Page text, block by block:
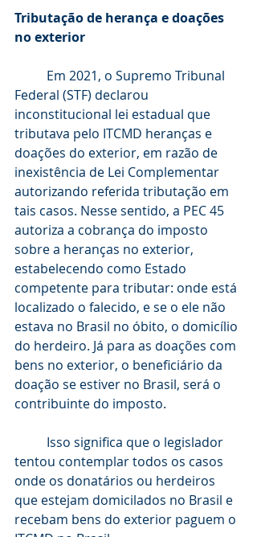
Tributação de herança e doações
no exterior
Federal (STF) declarou
inconstitucional lei estadual que
tributava pelo ITCMD heranças e
doações do exterior, em razão de
inexistência de Lei Complementar
autorizando referida tributação em
tais casos. Nesse sentido, a PEC 45
autoriza a cobrança do imposto
sobre a heranças no exterior,
estabelecendo como Estado
competente para tributar: onde está
localizado o falecido, e se o ele não
estava no Brasil no óbito, o domicílio
do herdeiro. Já para as doações com
bens no exterior, o beneficiário da
doação se estiver no Brasil, será o
contribuinte do imposto.
tentou contemplar todos os casos
onde os donatários ou herdeiros
que estejam domicilados no Brasil e
recebam bens do exterior paguem o